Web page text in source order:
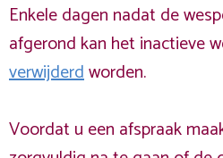
Enkele dagen nadat de
afgerond kan het inactieve
verwijderdworden.
Voordat u een afspraak